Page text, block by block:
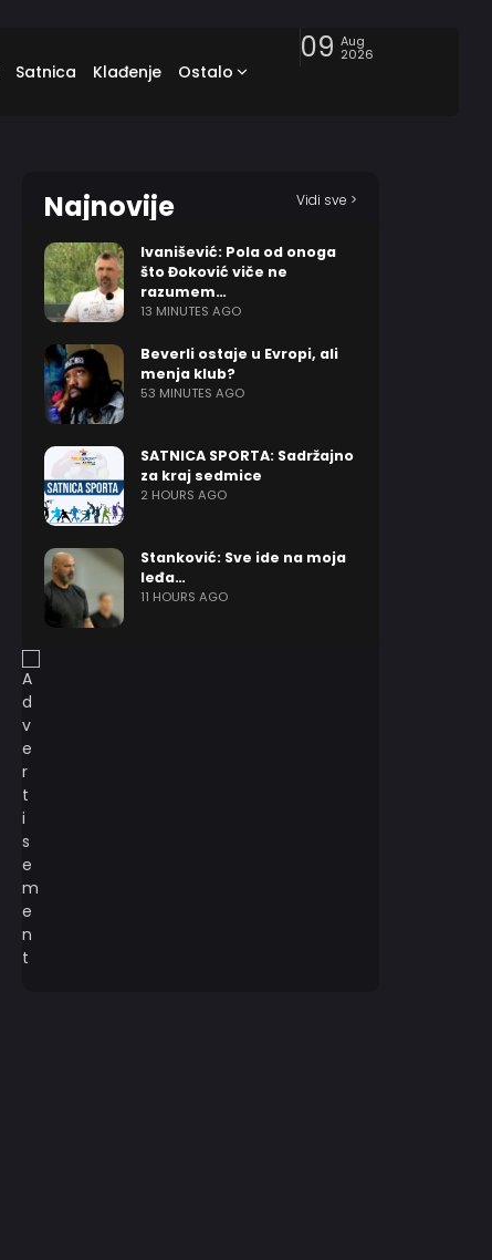
Satnica Klađenje Ostalo
09 Aug
2026
Najnovije Vidi sve >
Ivanišević: Pola od onoga
što Đoković viče ne
razumem…
13 MINUTES AGO
Beverli ostaje u Evropi, ali
menja klub?
53 MINUTES AGO
SATNICA SPORTA: Sadržajno
za kraj sedmice
2 HOURS AGO
Stanković: Sve ide na moja
leđa…
11 HOURS AGO